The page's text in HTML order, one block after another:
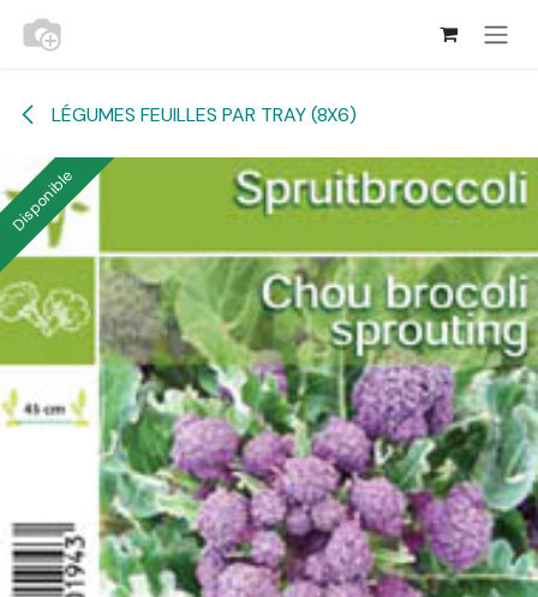
Se rendre au contenu
LÉGUMES FEUILLES PAR TRAY (8X6)
Disponible